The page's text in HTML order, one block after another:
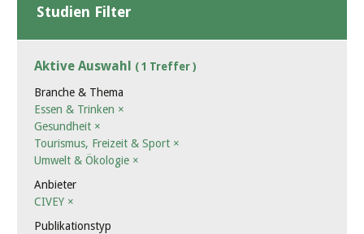
Studien Filter
Aktive Auswahl ( 1 Treffer )
Branche & Thema
Essen & Trinken ×
Gesundheit ×
Tourismus, Freizeit & Sport ×
Umwelt & Ökologie ×
Anbieter
CIVEY ×
Publikationstyp